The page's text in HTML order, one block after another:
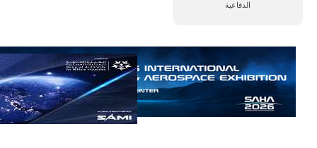
الدفاعية
مع تصاعد حدة
الحرب الجوية
الروسية في
مالي رُصدت
طائرة أوريون
بدون طيار فوق